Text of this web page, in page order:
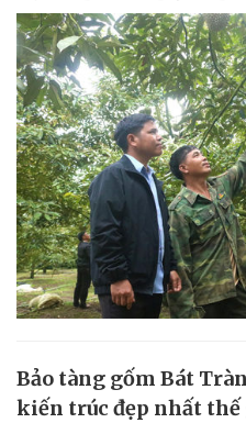
Bảo tàng gốm Bát
kiến trúc đẹp nhất thế